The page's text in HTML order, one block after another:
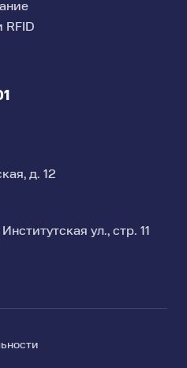
RFID
д. 12
ул., стр. 11